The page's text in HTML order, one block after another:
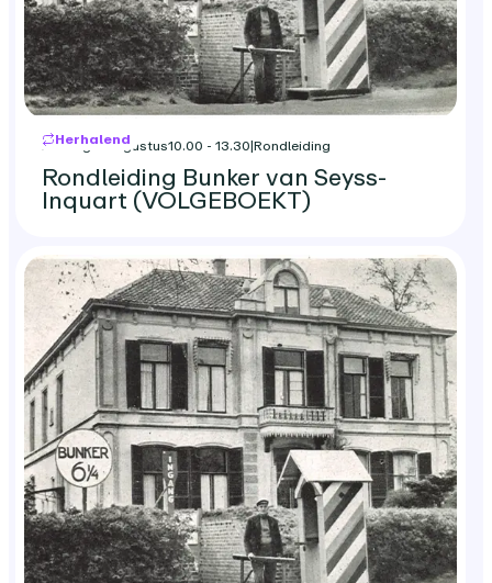
Herhalend
zondag 9 augustus10.00 - 13.30|Rondleiding
Rondleiding Bunker van Seyss-
Inquart (VOLGEBOEKT)